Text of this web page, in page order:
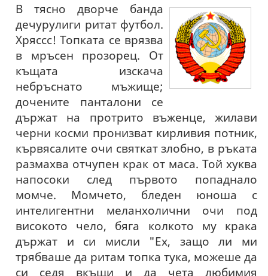
В тясно дворче банда
дечурулиги ритат футбол.
Хряссс! Топката се врязва
в мръсен прозорец. От
къщата изскача
небръснато мъжище;
дочените панталони се
държат на протрито въженце, жилави
черни косми пронизват кирливия потник,
кървясалите очи святкат злобно, в ръката
размахва отчупен крак от маса. Той хуква
напосоки след първото попаднало
момче. Момчето, бледен юноша с
интелигентни меланхолични очи под
високото чело, бяга колкото му крака
държат и си мисли "Ех, защо ли ми
трябваше да ритам топка тука, можеше да
си седя вкъщи и да чета любимия